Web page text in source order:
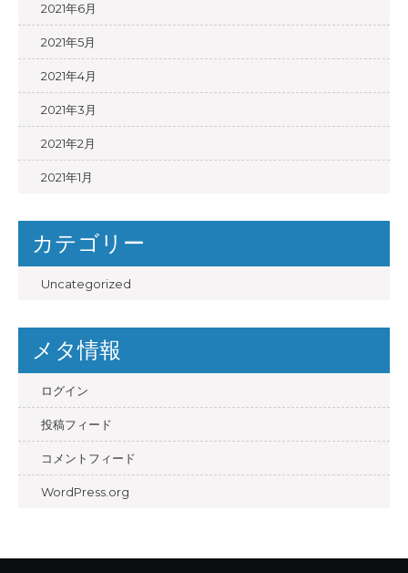
2021年6月
2021年5月
2021年4月
2021年3月
2021年2月
2021年1月
カテゴリー
Uncategorized
メタ情報
ログイン
投稿フィード
コメントフィード
WordPress.org